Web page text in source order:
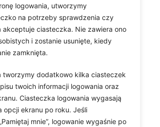
logowania, utworzymy
na potrzeby sprawdzenia czy
ciasteczka. Nie zawiera ono
i zostanie usunięte, kiedy
zamknięta.
tworzymy dodatkowo kilka ciasteczek
twoich informacji logowania oraz
Ciasteczka logowania wygasają
opcji ekranu po roku. Jeśli
mnie”, logowanie wygaśnie po